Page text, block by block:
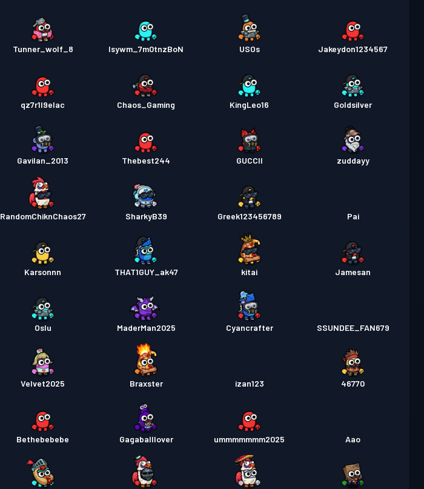
Tunner_wolf_8 lsywm_7m0tnzBoN USOs Jakeydon1234567
qz7r1l9elac Chaos_Gaming KingLeo16 Goldsilver
Gavilan_2013 Thebest244 GUCCII zuddayy
RandomChiknChaos27 SharkyB39 Greek123456789 Pai
Karsonnn THAT1GUY_ak47 kitai Jamesan
Oslu MaderMan2025 Cyancrafter SSUNDEE_FAN679
Velvet2025 Braxster izan123 46770
Bethebebebe Gagaballlover ummmmmmm2025 Aao